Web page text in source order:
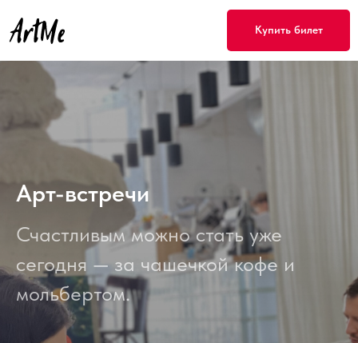
Купить билет
Арт-встречи
Счастливым можно стать уже
сегодня — за чашечкой кофе и
мольбертом.